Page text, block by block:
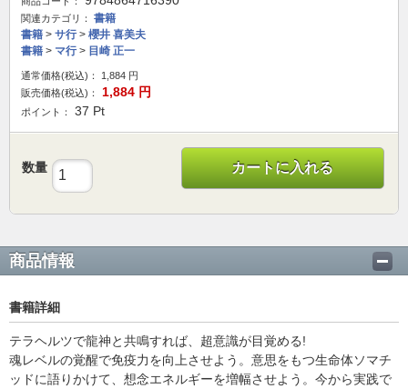
関連カテゴリ：
書籍
書籍 > サ行> 櫻井 喜美夫
書籍 > マ行> 目崎 正一
通常価格(税込)： 1,884 円
販売価格(税込)：
1,884 円
ポイント： 37 Pt
数量 カートに入れる
商品情報
書籍詳細
テラヘルツで龍神と共鳴すれば、超意識が目覚める!
魂レベルの覚醒で免疫力を向上させよう。意思をもつ生命体ソマチ
ッドに語りかけて、想念エネルギーを増幅させよう。今から実践で